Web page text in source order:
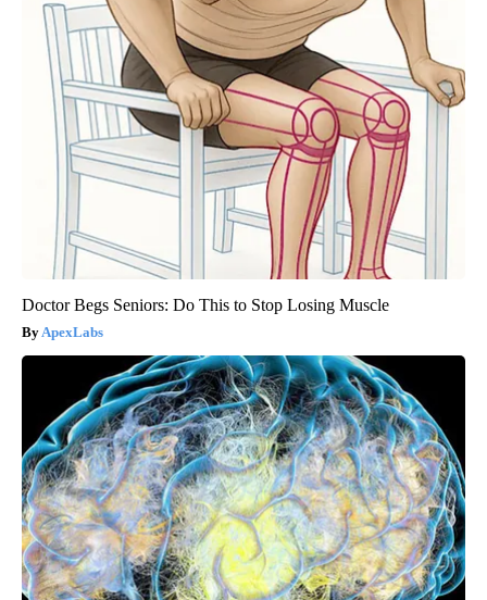
Doctor Begs Seniors: Do This to Stop Losing Muscle
ApexLabs